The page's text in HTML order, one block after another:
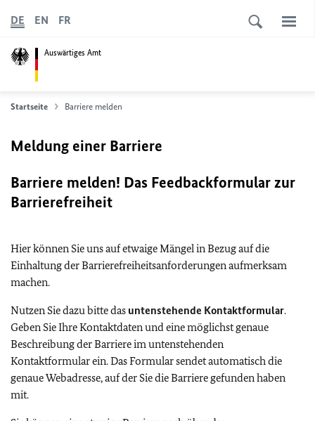
Auswärtiges Amt
DE EN FR
Startseite Barriere melden
Meldung einer Barriere
Barriere melden! Das Feedbackformular zur
Barrierefreiheit
Hier können Sie uns auf etwaige Mängel in Bezug auf die
Einhaltung der Barrierefreiheitsanforderungen aufmerksam
machen.
Nutzen Sie dazu bitte das untenstehende Kontaktformular.
Geben Sie Ihre Kontaktdaten und eine möglichst genaue
Beschreibung der Barriere im untenstehenden
Kontaktformular ein. Das Formular sendet automatisch die
genaue Webadresse, auf der Sie die Barriere gefunden haben
mit.